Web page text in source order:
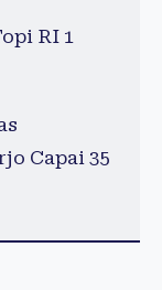
RI 1
Capai 35